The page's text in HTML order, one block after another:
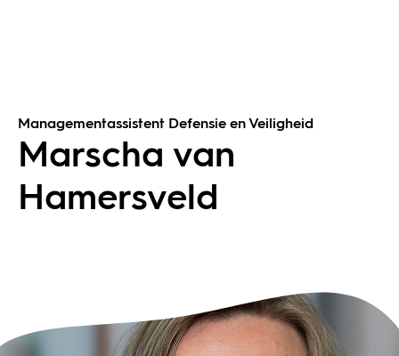
Managementassistent Defensie en Veiligheid
Marscha van
Hamersveld